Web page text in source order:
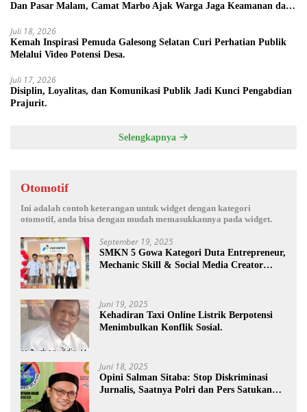
Dan Pasar Malam, Camat Marbo Ajak Warga Jaga Keamanan dan
Juli 18, 2026
Kemah Inspirasi Pemuda Galesong Selatan Curi Perhatian Publik
Melalui Video Potensi Desa.
Juli 17, 2026
Disiplin, Loyalitas, dan Komunikasi Publik Jadi Kunci Pengabdian
Prajurit.
Selengkapnya
Otomotif
Ini adalah contoh keterangan untuk widget dengan kategori
otomotif, anda bisa dengan mudah memasukkannya pada widget.
September 19, 2025
SMKN 5 Gowa Kategori Duta Entrepreneur,
Mechanic Skill & Social Media Creator
Juni 19, 2025
Kehadiran Taxi Online Listrik Berpotensi
Menimbulkan Konflik Sosial.
Juni 18, 2025
Opini Salman Sitaba: Stop Diskriminasi
Jurnalis, Saatnya Polri dan Pers Satukan